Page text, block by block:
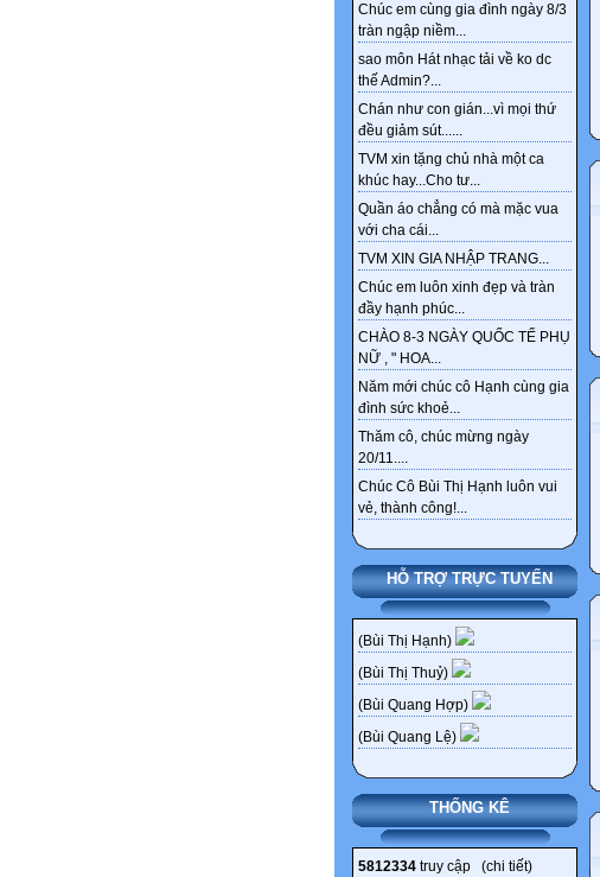
Chúc em cùng gia đình ngày 8/3
tràn ngập niềm...
sao môn Hát nhạc tải về ko dc
thế Admin?...
Chán như con gián...vì mọi thứ
đều giảm sút......
TVM xin tặng chủ nhà một ca
khúc hay...Cho tư...
Quần áo chẳng có mà mặc vua
với cha cái...
TVM XIN GIA NHẬP TRANG...
Chúc em luôn xinh đẹp và tràn
đầy hạnh phúc...
CHÀO 8-3 NGÀY QUỐC TẾ PHỤ
NỮ , " HOA...
Năm mới chúc cô Hạnh cùng gia
đình sức khoẻ...
Thăm cô, chúc mừng ngày
20/11....
Chúc Cô Bùi Thị Hạnh luôn vui
vẻ, thành công!...
HỖ TRỢ TRỰC TUYẾN
(Bùi Thị Hạnh)
(Bùi Thị Thuỷ)
(Bùi Quang Hợp)
(Bùi Quang Lệ)
THỐNG KÊ
5812334 truy cập (chi tiết)